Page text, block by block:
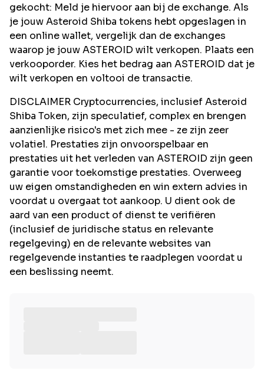
gekocht: Meld je hiervoor aan bij de exchange. Als
je jouw Asteroid Shiba tokens hebt opgeslagen in
een online wallet, vergelijk dan de exchanges
waarop je jouw ASTEROID wilt verkopen. Plaats een
verkooporder. Kies het bedrag aan ASTEROID dat je
wilt verkopen en voltooi de transactie.
DISCLAIMER Cryptocurrencies, inclusief Asteroid
Shiba Token, zijn speculatief, complex en brengen
aanzienlijke risico's met zich mee - ze zijn zeer
volatiel. Prestaties zijn onvoorspelbaar en
prestaties uit het verleden van ASTEROID zijn geen
garantie voor toekomstige prestaties. Overweeg
uw eigen omstandigheden en win extern advies in
voordat u overgaat tot aankoop. U dient ook de
aard van een product of dienst te verifiëren
(inclusief de juridische status en relevante
regelgeving) en de relevante websites van
regelgevende instanties te raadplegen voordat u
een beslissing neemt.